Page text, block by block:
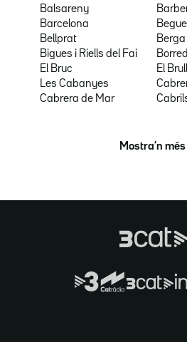
Balsareny
Barcelona
Bellprat
Berga
Bigues i Riells del Fai
El Bruc
El Brull
Les Cabanyes
Cabrera de Mar
Mostra’n més